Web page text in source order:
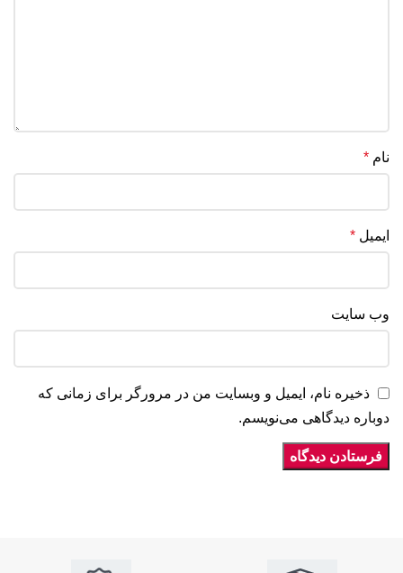
نام *
ایمیل *
وب‌ سایت
ذخیره نام، ایمیل و وبسایت من در مرورگر برای زمانی که
دوباره دیدگاهی می‌نویسم.